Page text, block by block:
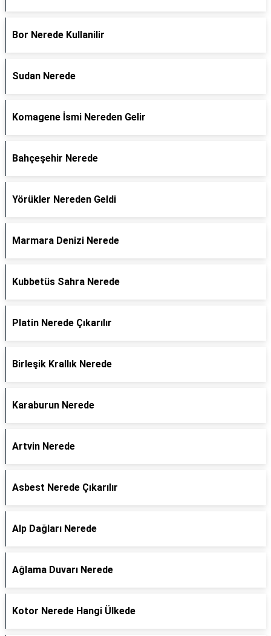
Bor Nerede Kullanilir
Sudan Nerede
Komagene İsmi Nereden Gelir
Bahçeşehir Nerede
Yörükler Nereden Geldi
Marmara Denizi Nerede
Kubbetüs Sahra Nerede
Platin Nerede Çıkarılır
Birleşik Krallık Nerede
Karaburun Nerede
Artvin Nerede
Asbest Nerede Çıkarılır
Alp Dağları Nerede
Ağlama Duvarı Nerede
Kotor Nerede Hangi Ülkede